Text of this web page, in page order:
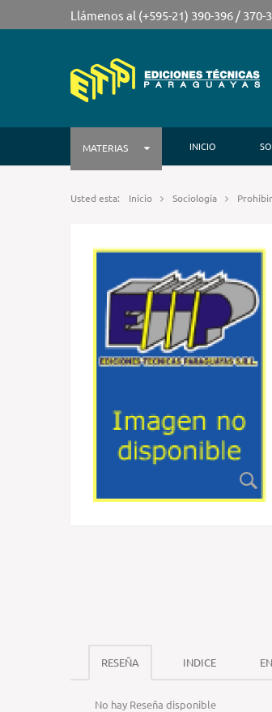
Llámenos al (+595-21) 390-396 / 370-
MATERIAS INICIO
Usted esta: Inicio Sociología
RESEÑA INDICE
No hay Reseña disponible